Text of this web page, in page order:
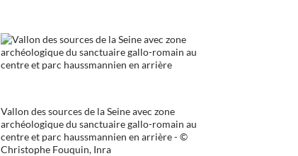
Vallon des sources de la Seine avec zone
archéologique du sanctuaire gallo-romain au
centre et parc haussmannien en arrière - ©
Christophe Fouquin, Inra